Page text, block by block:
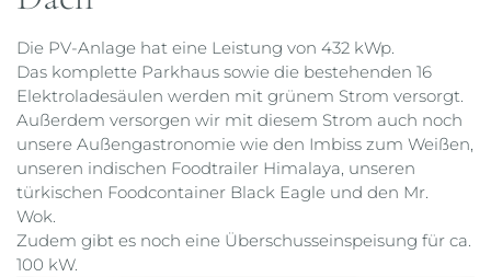
Die PV-Anlage hat eine Leistung von 432 kWp.
Das komplette Parkhaus sowie die bestehenden 16
Elektroladesäulen werden mit grünem Strom versorgt.
Außerdem versorgen wir mit diesem Strom auch noch
unsere Außengastronomie wie den Imbiss zum Weißen,
unseren indischen Foodtrailer Himalaya, unseren
türkischen Foodcontainer Black Eagle und den Mr.
Wok.
Zudem gibt es noch eine Überschusseinspeisung für ca.
100 kW.